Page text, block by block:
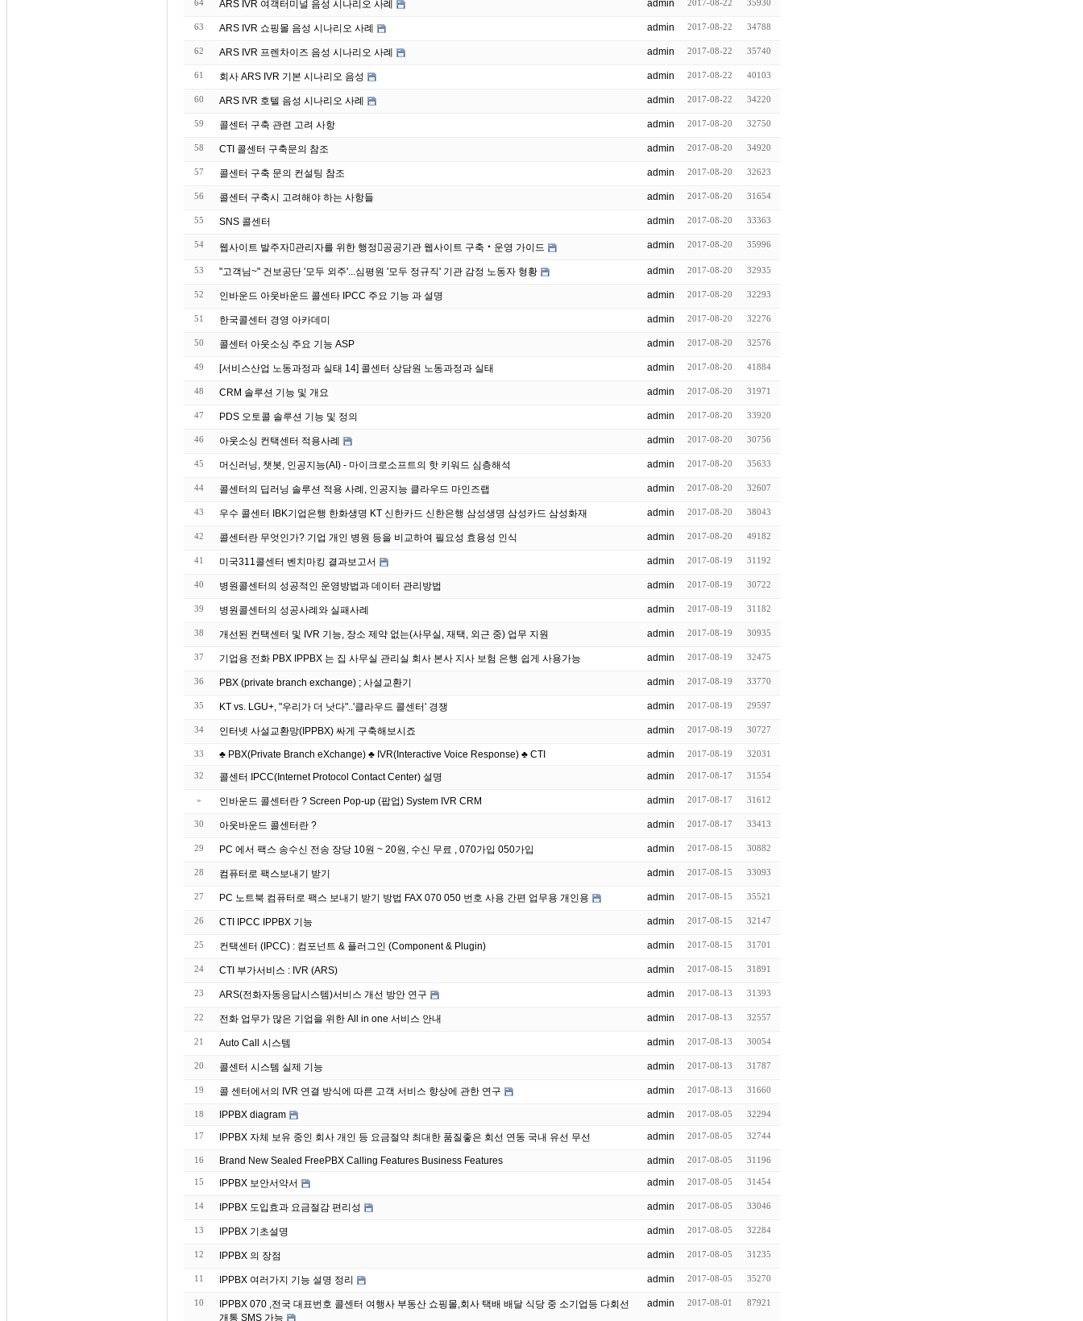
64 ARS IVR 여객터미널 음성 시나리오 사례 admin 2017-08-22 35930
63 ARS IVR 쇼핑몰 음성 시나리오 사례 admin 2017-08-22 34788
62 ARS IVR 프렌차이즈 음성 시나리오 사례 admin 2017-08-22 35740
61 회사 ARS IVR 기본 시나리오 음성 admin 2017-08-22 40103
60 ARS IVR 호텔 음성 시나리오 사례 admin 2017-08-22 34220
59 콜센터 구축 관련 고려 사항 admin 2017-08-20 32750
58 CTI 콜센터 구축문의 참조 admin 2017-08-20 34920
57 콜센터 구축 문의 컨설팅 참조 admin 2017-08-20 32623
56 콜센터 구축시 고려해야 하는 사항들 admin 2017-08-20 31654
55 SNS 콜센터 admin 2017-08-20 33363
54 웹사이트 발주자관리자를 위한 행정공공기관 웹사이트 구축‧운영 가이드 admin 2017-08-20 35996
53 "고객님~" 건보공단 '모두 외주'...심평원 '모두 정규직' 기관 감정 노동자 형황 admin 2017-08-20 32935
52 인바운드 아웃바운드 콜센타 IPCC 주요 기능 과 설명 admin 2017-08-20 32293
51 한국콜센터 경영 아카데미 admin 2017-08-20 32276
50 콜센터 아웃소싱 주요 기능 ASP admin 2017-08-20 32576
49 [서비스산업 노동과정과 실태 14] 콜센터 상담원 노동과정과 실태 admin 2017-08-20 41884
48 CRM 솔루션 기능 및 개요 admin 2017-08-20 31971
47 PDS 오토콜 솔루션 기능 및 정의 admin 2017-08-20 33920
46 아웃소싱 컨택센터 적용사례 admin 2017-08-20 30756
45 머신러닝, 챗봇, 인공지능(AI) - 마이크로소프트의 핫 키워드 심층해석 admin 2017-08-20 35633
44 콜센터의 딥러닝 솔루션 적용 사례, 인공지능 클라우드 마인즈랩 admin 2017-08-20 32607
43 우수 콜센터 IBK기업은행 한화생명 KT 신한카드 신한은행 삼성생명 삼성카드 삼성화재 admin 2017-08-20 38043
42 콜센터란 무엇인가? 기업 개인 병원 등을 비교하여 필요성 효용성 인식 admin 2017-08-20 49182
41 미국311콜센터 벤치마킹 결과보고서 admin 2017-08-19 31192
40 병원콜센터의 성공적인 운영방법과 데이터 관리방법 admin 2017-08-19 30722
39 병원콜센터의 성공사례와 실패사례 admin 2017-08-19 31182
38 개선된 컨택센터 및 IVR 기능, 장소 제약 없는(사무실, 재택, 외근 중) 업무 지원 admin 2017-08-19 30935
37 기업용 전화 PBX IPPBX 는 집 사무실 관리실 회사 본사 지사 보험 은행 쉽게 사용가능 admin 2017-08-19 32475
36 PBX (private branch exchange) ; 사설교환기 admin 2017-08-19 33770
35 KT vs. LGU+, "우리가 더 낫다"..'클라우드 콜센터' 경쟁 admin 2017-08-19 29597
34 인터넷 사설교환망(IPPBX) 싸게 구축해보시죠 admin 2017-08-19 30727
33 ♣ PBX(Private Branch eXchange) ♣ IVR(Interactive Voice Response) ♣ CTI admin 2017-08-19 32031
32 콜센터 IPCC(Internet Protocol Contact Center) 설명 admin 2017-08-17 31554
» 인바운드 콜센터란 ? Screen Pop-up (팝업) System IVR CRM admin 2017-08-17 31612
30 아웃바운드 콜센터란 ? admin 2017-08-17 33413
29 PC 에서 팩스 송수신 전송 장당 10원 ~ 20원, 수신 무료 , 070가입 050가입 admin 2017-08-15 30882
28 컴퓨터로 팩스보내기 받기 admin 2017-08-15 33093
27 PC 노트북 컴퓨터로 팩스 보내기 받기 방법 FAX 070 050 번호 사용 간편 업무용 개인용 admin 2017-08-15 35521
26 CTI IPCC IPPBX 기능 admin 2017-08-15 32147
25 컨택센터 (IPCC) : 컴포넌트 & 플러그인 (Component & Plugin) admin 2017-08-15 31701
24 CTI 부가서비스 : IVR (ARS) admin 2017-08-15 31891
23 ARS(전화자동응답시스템)서비스 개선 방안 연구 admin 2017-08-13 31393
22 전화 업무가 많은 기업을 위한 All in one 서비스 안내 admin 2017-08-13 32557
21 Auto Call 시스템 admin 2017-08-13 30054
20 콜센터 시스템 실제 기능 admin 2017-08-13 31787
19 콜 센터에서의 IVR 연결 방식에 따른 고객 서비스 향상에 관한 연구 admin 2017-08-13 31660
18 IPPBX diagram admin 2017-08-05 32294
17 IPPBX 자체 보유 중인 회사 개인 등 요금절약 최대한 품질좋은 회선 연동 국내 유선 무선 admin 2017-08-05 32744
16 Brand New Sealed FreePBX Calling Features Business Features admin 2017-08-05 31196
15 IPPBX 보안서약서 admin 2017-08-05 31454
14 IPPBX 도입효과 요금절감 편리성 admin 2017-08-05 33046
13 IPPBX 기초설명 admin 2017-08-05 32284
12 IPPBX 의 장점 admin 2017-08-05 31235
11 IPPBX 여러가지 기능 설명 정리 admin 2017-08-05 35270
10
IPPBX 070 ,전국 대표번호 콜센터 여행사 부동산 쇼핑몰,회사 택배 배달 식당 중 소기업등 다회선
개통 SMS 가능
admin 2017-08-01 87921